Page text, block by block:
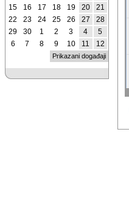
15
16 17 18 19 20
21
22
23 24 25 26 27
28
29
30 1 2 3 4
5
6
7 8 9 10 11 12
Prikazani događaji